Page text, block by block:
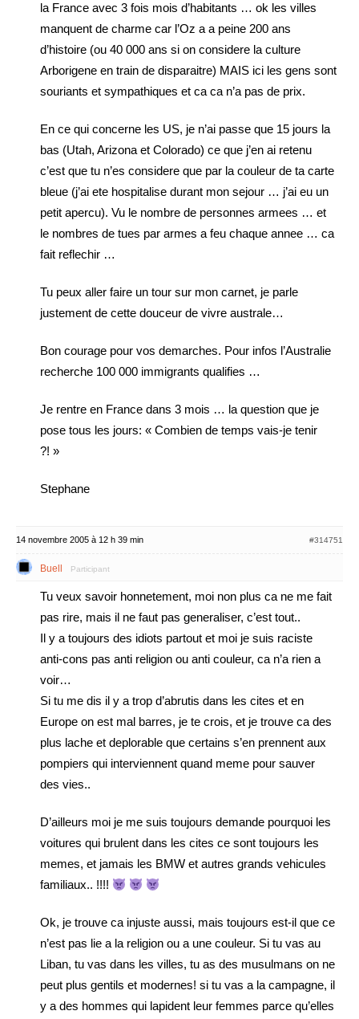
la France avec 3 fois mois d’habitants … ok les villes
manquent de charme car l’Oz a a peine 200 ans
d’histoire (ou 40 000 ans si on considere la culture
Arborigene en train de disparaitre) MAIS ici les gens sont
souriants et sympathiques et ca ca n’a pas de prix.
En ce qui concerne les US, je n’ai passe que 15 jours la
bas (Utah, Arizona et Colorado) ce que j’en ai retenu
c’est que tu n’es considere que par la couleur de ta carte
bleue (j’ai ete hospitalise durant mon sejour … j’ai eu un
petit apercu). Vu le nombre de personnes armees … et
le nombres de tues par armes a feu chaque annee … ca
fait reflechir …
Tu peux aller faire un tour sur mon carnet, je parle
justement de cette douceur de vivre australe…
Bon courage pour vos demarches. Pour infos l’Australie
recherche 100 000 immigrants qualifies …
Je rentre en France dans 3 mois … la question que je
pose tous les jours: « Combien de temps vais-je tenir
?! »
Stephane
14 novembre 2005 à 12 h 39 min #314751
Buell Participant
Tu veux savoir honnetement, moi non plus ca ne me fait
pas rire, mais il ne faut pas generaliser, c’est tout..
Il y a toujours des idiots partout et moi je suis raciste
anti-cons pas anti religion ou anti couleur, ca n’a rien a
voir…
Si tu me dis il y a trop d’abrutis dans les cites et en
Europe on est mal barres, je te crois, et je trouve ca des
plus lache et deplorable que certains s’en prennent aux
pompiers qui interviennent quand meme pour sauver
des vies..
D’ailleurs moi je me suis toujours demande pourquoi les
voitures qui brulent dans les cites ce sont toujours les
memes, et jamais les BMW et autres grands vehicules
familiaux.. !!!!
Ok, je trouve ca injuste aussi, mais toujours est-il que ce
n’est pas lie a la religion ou a une couleur. Si tu vas au
Liban, tu vas dans les villes, tu as des musulmans on ne
peut plus gentils et modernes! si tu vas a la campagne, il
y a des hommes qui lapident leur femmes parce qu’elles